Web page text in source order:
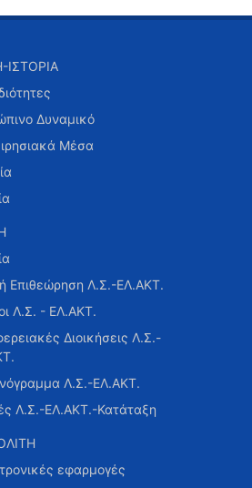
Δυναμικό
Μέσα
Επιθεώρηση Λ.Σ.-ΕΛ.ΑΚΤ.
Λ.Σ. - ΕΛ.ΑΚΤ.
Διοικήσεις Λ.Σ.-
Λ.Σ.-ΕΛ.ΑΚΤ.
Λ.Σ.-ΕΛ.ΑΚΤ.-Κατάταξη
εφαρμογές